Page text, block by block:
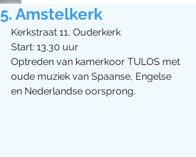
5. Amstelkerk
Kerkstraat 11, Ouderkerk
Start: 13.30 uur
Optreden van kamerkoor TULOS met
oude muziek van Spaanse, Engelse
en Nederlandse oorsprong.